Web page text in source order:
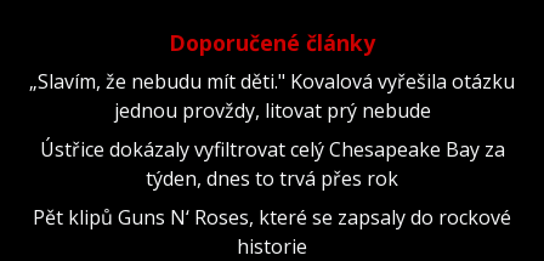
Doporučené články
„Slavím, že nebudu mít děti." Kovalová vyřešila otázku
jednou provždy, litovat prý nebude
Ústřice dokázaly vyfiltrovat celý Chesapeake Bay za
týden, dnes to trvá přes rok
Pět klipů Guns N‘ Roses, které se zapsaly do rockové
historie